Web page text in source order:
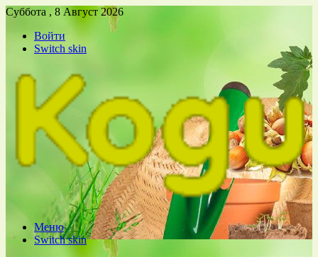
Суббота , 8 Август 2026
Войти
Switch skin
Меню
Switch skin